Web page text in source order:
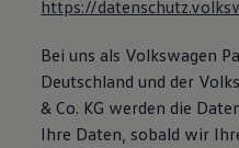
https://
Bei uns als Volkswagen
Deutschland und der
& Co. KG werden die
Ihre Daten, sobald wir